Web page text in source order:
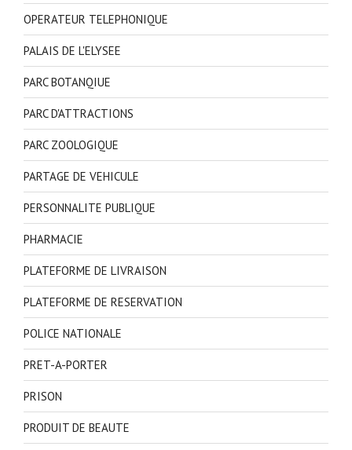
OPERATEUR TELEPHONIQUE
PALAIS DE L'ELYSEE
PARC BOTANQIUE
PARC D'ATTRACTIONS
PARC ZOOLOGIQUE
PARTAGE DE VEHICULE
PERSONNALITE PUBLIQUE
PHARMACIE
PLATEFORME DE LIVRAISON
PLATEFORME DE RESERVATION
POLICE NATIONALE
PRET-A-PORTER
PRISON
PRODUIT DE BEAUTE